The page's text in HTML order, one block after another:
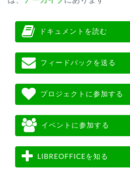
ドキュメントを読む
フィードバックを送る
プロジェクトに参加する
イベントに参加する
LIBREOFFICEを知る